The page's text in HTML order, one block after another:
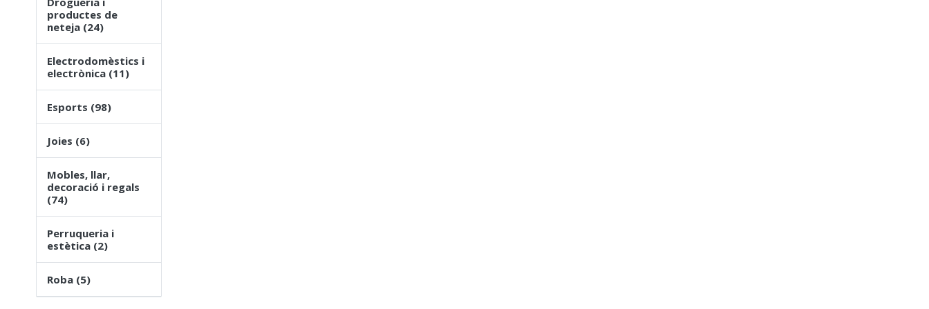
productes de
neteja (24)
Electrodomèstics i
electrònica (11)
Esports (98)
Joies (6)
Mobles, llar,
decoració i regals
(74)
Perruqueria i
estètica (2)
Roba (5)